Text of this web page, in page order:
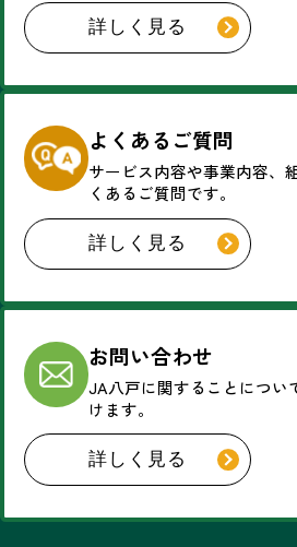
詳しく見る
よくあるご質問
サービス内容や事業内容、
くあるご質問です。
詳しく見る
お問い合わせ
JA八戸に関することについ
けます。
詳しく見る